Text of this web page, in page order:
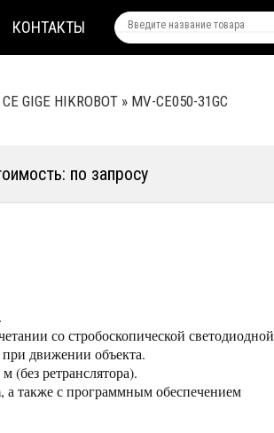
КОНТАКТЫ
GIGE HIKROBOT » MV-CE050-31GC
по запросу
со стробоскопической светодиодной
движении объекта.
(без ретранслятора).
а также с программным обеспечением